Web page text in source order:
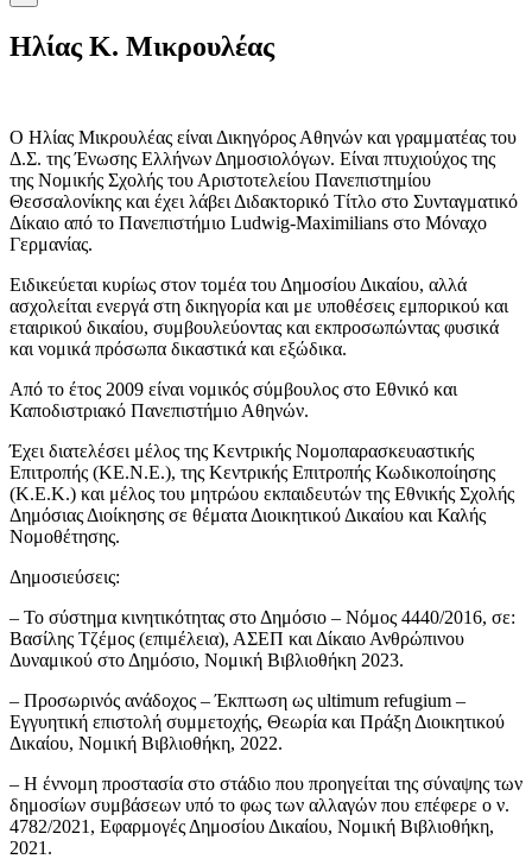
Ηλίας K. Μικρουλέας
Ο Ηλίας Μικρουλέας είναι Δικηγόρος Αθηνών και γραμματέας του
Δ.Σ. της Ένωσης Ελλήνων Δημοσιολόγων. Είναι πτυχιούχος της
της Νομικής Σχολής του Αριστοτελείου Πανεπιστημίου
Θεσσαλονίκης και έχει λάβει Διδακτορικό Τίτλο στο Συνταγματικό
Δίκαιο από το Πανεπιστήμιο Ludwig-Maximilians στο Μόναχο
Γερμανίας.
Eιδικεύεται κυρίως στον τομέα του Δημοσίου Δικαίου, αλλά
ασχολείται ενεργά στη δικηγορία και με υποθέσεις εμπορικού και
εταιρικού δικαίου, συμβουλεύοντας και εκπροσωπώντας φυσικά
και νομικά πρόσωπα δικαστικά και εξώδικα.
Από το έτος 2009 είναι νομικός σύμβουλος στο Εθνικό και
Καποδιστριακό Πανεπιστήμιο Αθηνών.
Έχει διατελέσει μέλος της Κεντρικής Νομοπαρασκευαστικής
Επιτροπής (ΚΕ.Ν.Ε.), της Κεντρικής Επιτροπής Κωδικοποίησης
(Κ.Ε.Κ.) και μέλος του μητρώου εκπαιδευτών της Εθνικής Σχολής
Δημόσιας Διοίκησης σε θέματα Διοικητικού Δικαίου και Καλής
Νομοθέτησης.
Δημοσιεύσεις:
– Το σύστημα κινητικότητας στο Δημόσιο – Νόμος 4440/2016, σε:
Βασίλης Τζέμος (επιμέλεια), ΑΣΕΠ και Δίκαιο Ανθρώπινου
Δυναμικού στο Δημόσιο, Νομική Βιβλιοθήκη 2023.
– Προσωρινός ανάδοχος – Έκπτωση ως ultimum refugium –
Εγγυητική επιστολή συμμετοχής, Θεωρία και Πράξη Διοικητικού
Δικαίου, Νομική Βιβλιοθήκη, 2022.
– Η έννομη προστασία στο στάδιο που προηγείται της σύναψης των
δημοσίων συμβάσεων υπό το φως των αλλαγών που επέφερε ο ν.
4782/2021, Εφαρμογές Δημοσίου Δικαίου, Νομική Βιβλιοθήκη,
2021.